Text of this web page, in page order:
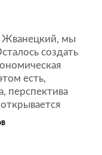
Жванецкий, мы
создать
есть,
перспектива